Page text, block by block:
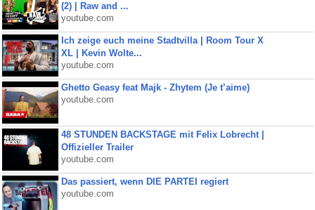
(2) | Raw and ...
youtube.com
Ich zeige euch meine Stadtvilla | Room Tour X
XL | Kevin Wolte...
youtube.com
Ghetto Geasy feat Majk - Zhytem (Je t’aime)
youtube.com
48 STUNDEN BACKSTAGE mit Felix Lobrecht |
Offizieller Trailer
youtube.com
Das passiert, wenn DIE PARTEI regiert
youtube.com